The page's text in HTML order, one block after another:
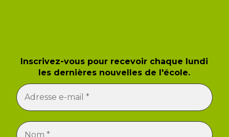
Inscrivez-vous pour recevoir chaque lundi
les dernières nouvelles de l'école.